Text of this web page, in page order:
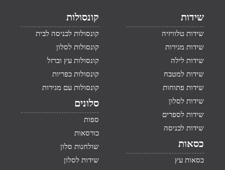
שידות
שידות טלוויזיה
שידות מגירות
שידות לילה
שידות למטבח
שידות פתוחות
שידות לסלון
שידות לספרים
שידות לכניסה
כסאות
כסאות עץ
קונסולות
קונסולות לכניסה לבית
קונסולות לסלון
קונסולות עץ וברזל
קונסולות כפריות
קונסולות עם מגירות
סלונים
ספות
כורסאות
שולחנות סלון
שידות לסלון